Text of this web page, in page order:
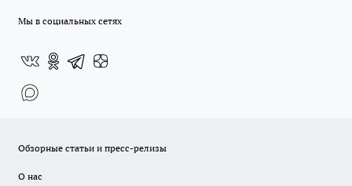
Мы в социальных сетях
Обзорные статьи и пресс-релизы
О нас